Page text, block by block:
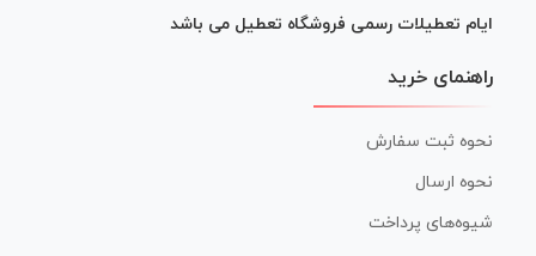
ایام تعطیلات رسمی فروشگاه تعطیل می باشد
راهنمای خرید
نحوه ثبت سفارش
نحوه ارسال
شیوه‌های پرداخت